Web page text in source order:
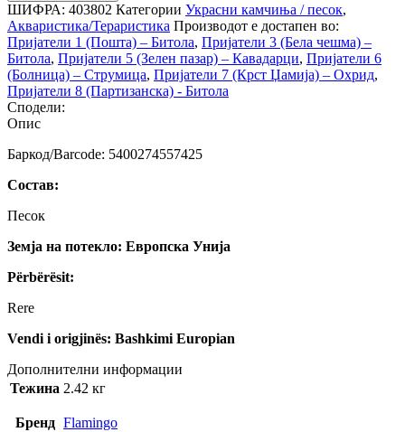
ШИФРА: 403802 Категории Украсни камчиња / песок,
Акваристика/Тераристика Производот е достапен во:
Пријатели 1 (Пошта) – Битола, Пријатели 3 (Бела чешма) –
Битола, Пријатели 5 (Зелен пазар) – Кавадарци, Пријатели 6
(Болница) – Струмица, Пријатели 7 (Крст Џамија) – Охрид,
Пријатели 8 (Партизанска) - Битола
Сподели:
Опис
Баркод/Barcode: 5400274557425
Состав:
Песок
Земја на потекло: Европска Унија
Përbërësit:
Rere
Vendi i origjinës: Bashkimi Europian
Дополнителни информации
Тежина 2.42 кг
Бренд Flamingo